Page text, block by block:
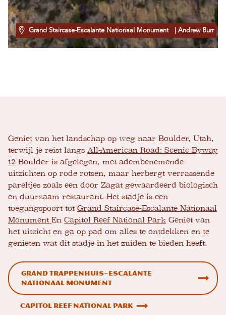
Grand Staircase-Escalante Nationaal Monument | Andrew Burr
Geniet van het landschap op weg naar Boulder, Utah,
terwijl je reist langs All-American Road: Scenic Byway
12 Boulder is afgelegen, met adembenemende
uitzichten op rode rotsen, maar herbergt verrassende
pareltjes zoals een door Zagat gewaardeerd biologisch
en duurzaam restaurant. Het stadje is een
toegangspoort tot Grand Staircase-Escalante Nationaal
Monument En Capitol Reef National Park Geniet van
het uitzicht en ga op pad om alles te ontdekken en te
genieten wat dit stadje in het zuiden te bieden heeft.
Grand Trappenhuis–Escalante
Nationaal Monument
Capitol Reef National Park